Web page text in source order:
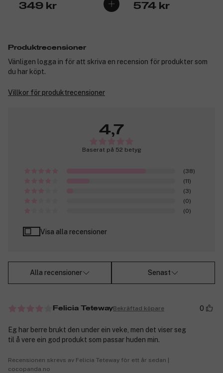
349 kr 574 kr
Produktrecensioner
Vänligen logga in för att skriva en recension för produkter som
du har köpt.
Villkor för produktrecensioner
4,7
Baserat på 52 betyg
(38)
(11)
(3)
(0)
(0)
Visa alla recensioner
Alla recensioner Senast
Felicia TetewayBekräftad köpare 0
Eg har berre brukt den under ein veke, men det viser seg
til å vere ein god produkt som passar huden min.
Recensionen skrevs av Felicia Teteway för ett år sedan |
cocopanda.no